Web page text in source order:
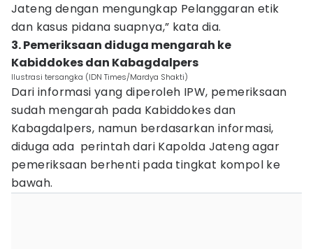
Jateng dengan mengungkap Pelanggaran etik
dan kasus pidana suapnya,” kata dia.
3. Pemeriksaan diduga mengarah ke
Kabiddokes dan Kabagdalpers
Ilustrasi tersangka (IDN Times/Mardya Shakti)
Dari informasi yang diperoleh IPW, pemeriksaan
sudah mengarah pada Kabiddokes dan
Kabagdalpers, namun berdasarkan informasi,
diduga ada perintah dari Kapolda Jateng agar
pemeriksaan berhenti pada tingkat kompol ke
bawah.